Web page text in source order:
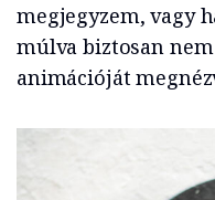
megjegyzem, vagy
múlva biztosan
animációját